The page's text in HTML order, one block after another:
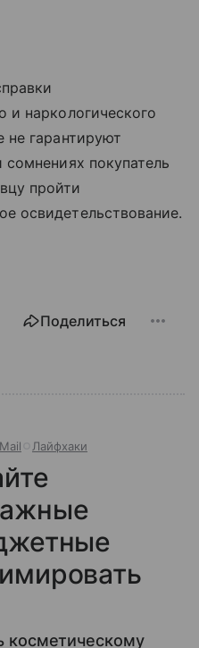
и наркологического
не гарантируют
покупатель
пройти
освидетельствование.
Поделиться
Лайфхаки
косметическому